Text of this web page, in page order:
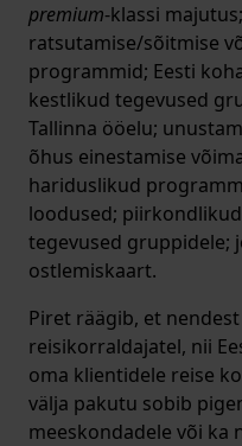
premium-klassi
ratsutamise/sõitmise
programmid; Eesti
kestlikud tegevused
Tallinna ööelu;
õhus einestamise
hariduslikud
loodused;
tegevused gruppidele;
ostlemiskaart.
Piret räägib, et
reisikorraldajatel, nii
oma klientidele reise
välja pakutu sobib
meeskondadele või ka